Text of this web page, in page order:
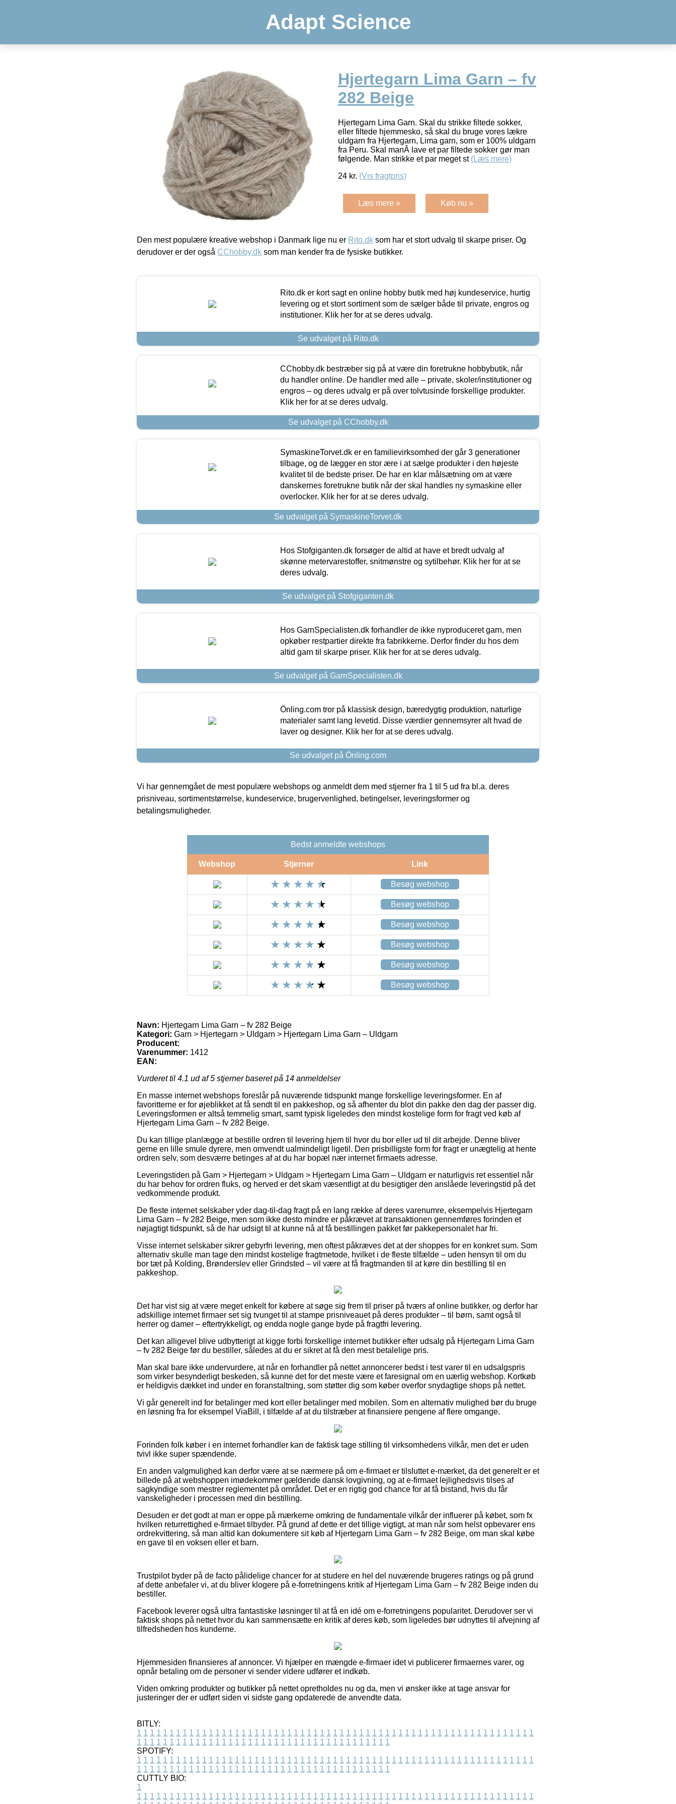
Adapt Science
Hjertegarn Lima Garn – fv
282 Beige
Hjertegarn Lima Garn. Skal du strikke filtede sokker,
eller filtede hjemmesko, så skal du bruge vores lækre
uldgarn fra Hjertegarn, Lima garn, som er 100% uldgarn
fra Peru. Skal manÂ lave et par filtede sokker gør man
følgende. Man strikke et par meget st (Læs mere)
24 kr. (Vis fragtpris)
Læs mere » Køb nu »
Den mest populære kreative webshop i Danmark lige nu er Rito.dk som har et stort udvalg til skarpe priser. Og
derudover er der også CChobby.dk som man kender fra de fysiske butikker.
Rito.dk er kort sagt en online hobby butik med høj kundeservice, hurtig
levering og et stort sortiment som de sælger både til private, engros og
institutioner. Klik her for at se deres udvalg.
Se udvalget på Rito.dk
CChobby.dk bestræber sig på at være din foretrukne hobbybutik, når
du handler online. De handler med alle – private, skoler/institutioner og
engros – og deres udvalg er på over tolvtusinde forskellige produkter.
Klik her for at se deres udvalg.
Se udvalget på CChobby.dk
SymaskineTorvet.dk er en familievirksomhed der går 3 generationer
tilbage, og de lægger en stor ære i at sælge produkter i den højeste
kvalitet til de bedste priser. De har en klar målsætning om at være
danskernes foretrukne butik når der skal handles ny symaskine eller
overlocker. Klik her for at se deres udvalg.
Se udvalget på SymaskineTorvet.dk
Hos Stofgiganten.dk forsøger de altid at have et bredt udvalg af
skønne metervarestoffer, snitmønstre og sytilbehør. Klik her for at se
deres udvalg.
Se udvalget på Stofgiganten.dk
Hos GarnSpecialisten.dk forhandler de ikke nyproduceret garn, men
opkøber restpartier direkte fra fabrikkerne. Derfor finder du hos dem
altid garn til skarpe priser. Klik her for at se deres udvalg.
Se udvalget på GarnSpecialisten.dk
Önling.com tror på klassisk design, bæredygtig produktion, naturlige
materialer samt lang levetid. Disse værdier gennemsyrer alt hvad de
laver og designer. Klik her for at se deres udvalg.
Se udvalget på Önling.com
Vi har gennemgået de mest populære webshops og anmeldt dem med stjerner fra 1 til 5 ud fra bl.a. deres
prisniveau, sortimentstørrelse, kundeservice, brugervenlighed, betingelser, leveringsformer og
betalingsmuligheder.
Bedst anmeldte webshops
Webshop Stjerner Link
Besøg webshop
Besøg webshop
Besøg webshop
Besøg webshop
Besøg webshop
Besøg webshop
Navn: Hjertegarn Lima Garn – fv 282 Beige
Kategori: Garn > Hjertegarn > Uldgarn > Hjertegarn Lima Garn – Uldgarn
Producent:
Varenummer: 1412
EAN:
Vurderet til 4.1 ud af 5 stjerner baseret på 14 anmeldelser
En masse internet webshops foreslår på nuværende tidspunkt mange forskellige leveringsformer. En af
favoritterne er for øjeblikket at få sendt til en pakkeshop, og så afhenter du blot din pakke den dag der passer dig.
Leveringsformen er altså temmelig smart, samt typisk ligeledes den mindst kostelige form for fragt ved køb af
Hjertegarn Lima Garn – fv 282 Beige.
Du kan tillige planlægge at bestille ordren til levering hjem til hvor du bor eller ud til dit arbejde. Denne bliver
gerne en lille smule dyrere, men omvendt ualmindeligt ligetil. Den prisbilligste form for fragt er unægtelig at hente
ordren selv, som desværre betinges af at du har bopæl nær internet firmaets adresse.
Leveringstiden på Garn > Hjertegarn > Uldgarn > Hjertegarn Lima Garn – Uldgarn er naturligvis ret essentiel når
du har behov for ordren fluks, og herved er det skam væsentligt at du besigtiger den anslåede leveringstid på det
vedkommende produkt.
De fleste internet selskaber yder dag-til-dag fragt på en lang række af deres varenumre, eksempelvis Hjertegarn
Lima Garn – fv 282 Beige, men som ikke desto mindre er påkrævet at transaktionen gennemføres forinden et
nøjagtigt tidspunkt, så de har udsigt til at kunne nå at få bestillingen pakket før pakkepersonalet har fri.
Visse internet selskaber sikrer gebyrfri levering, men oftest påkræves det at der shoppes for en konkret sum. Som
alternativ skulle man tage den mindst kostelige fragtmetode, hvilket i de fleste tilfælde – uden hensyn til om du
bor tæt på Kolding, Brønderslev eller Grindsted – vil være at få fragtmanden til at køre din bestilling til en
pakkeshop.
Det har vist sig at være meget enkelt for købere at søge sig frem til priser på tværs af online butikker, og derfor har
adskillige internet firmaer set sig tvunget til at stampe prisniveauet på deres produkter – til børn, samt også til
herrer og damer – eftertrykkeligt, og endda nogle gange byde på fragtfri levering.
Det kan alligevel blive udbytterigt at kigge forbi forskellige internet butikker efter udsalg på Hjertegarn Lima Garn
– fv 282 Beige før du bestiller, således at du er sikret at få den mest betalelige pris.
Man skal bare ikke undervurdere, at når en forhandler på nettet annoncerer bedst i test varer til en udsalgspris
som virker besynderligt beskeden, så kunne det for det meste være et faresignal om en uærlig webshop. Kortkøb
er heldigvis dækket ind under en foranstaltning, som støtter dig som køber overfor snydagtige shops på nettet.
Vi går generelt ind for betalinger med kort eller betalinger med mobilen. Som en alternativ mulighed bør du bruge
en løsning fra for eksempel ViaBill, i tilfælde af at du tilstræber at finansiere pengene af flere omgange.
Forinden folk køber i en internet forhandler kan de faktisk tage stilling til virksomhedens vilkår, men det er uden
tvivl ikke super spændende.
En anden valgmulighed kan derfor være at se nærmere på om e-firmaet er tilsluttet e-mærket, da det generelt er et
billede på at webshoppen imødekommer gældende dansk lovgivning, og at e-firmaet lejlighedsvis tilses af
sagkyndige som mestrer reglementet på området. Det er en rigtig god chance for at få bistand, hvis du får
vanskeligheder i processen med din bestilling.
Desuden er det godt at man er oppe på mærkerne omkring de fundamentale vilkår der influerer på købet, som fx
hvilken returrettighed e-firmaet tilbyder. På grund af dette er det tillige vigtigt, at man når som helst opbevarer ens
ordrekvittering, så man altid kan dokumentere sit køb af Hjertegarn Lima Garn – fv 282 Beige, om man skal købe
en gave til en voksen eller et barn.
Trustpilot byder på de facto pålidelige chancer for at studere en hel del nuværende brugeres ratings og på grund
af dette anbefaler vi, at du bliver klogere på e-forretningens kritik af Hjertegarn Lima Garn – fv 282 Beige inden du
bestiller.
Facebook leverer også ultra fantastiske løsninger til at få en idé om e-forretningens popularitet. Derudover ser vi
faktisk shops på nettet hvor du kan sammensætte en kritik af deres køb, som ligeledes bør udnyttes til afvejning af
tilfredsheden hos kunderne.
Hjemmesiden finansieres af annoncer. Vi hjælper en mængde e-firmaer idet vi publicerer firmaernes varer, og
opnår betaling om de personer vi sender videre udfører et indkøb.
Viden omkring produkter og butikker på nettet opretholdes nu og da, men vi ønsker ikke at tage ansvar for
justeringer der er udført siden vi sidste gang opdaterede de anvendte data.
BITLY:
1 1 1 1 1 1 1 1 1 1 1 1 1 1 1 1 1 1 1 1 1 1 1 1 1 1 1 1 1 1 1 1 1 1 1 1 1 1 1 1 1 1 1 1 1 1 1 1 1 1 1 1 1 1 1 1 1 1 1 1 1
1 1 1 1 1 1 1 1 1 1 1 1 1 1 1 1 1 1 1 1 1 1 1 1 1 1 1 1 1 1 1 1 1 1 1 1 1 1 1
SPOTIFY:
1 1 1 1 1 1 1 1 1 1 1 1 1 1 1 1 1 1 1 1 1 1 1 1 1 1 1 1 1 1 1 1 1 1 1 1 1 1 1 1 1 1 1 1 1 1 1 1 1 1 1 1 1 1 1 1 1 1 1 1 1
1 1 1 1 1 1 1 1 1 1 1 1 1 1 1 1 1 1 1 1 1 1 1 1 1 1 1 1 1 1 1 1 1 1 1 1 1 1 1
CUTTLY BIO:
1
1 1 1 1 1 1 1 1 1 1 1 1 1 1 1 1 1 1 1 1 1 1 1 1 1 1 1 1 1 1 1 1 1 1 1 1 1 1 1 1 1 1 1 1 1 1 1 1 1 1 1 1 1 1 1 1 1 1 1 1 1